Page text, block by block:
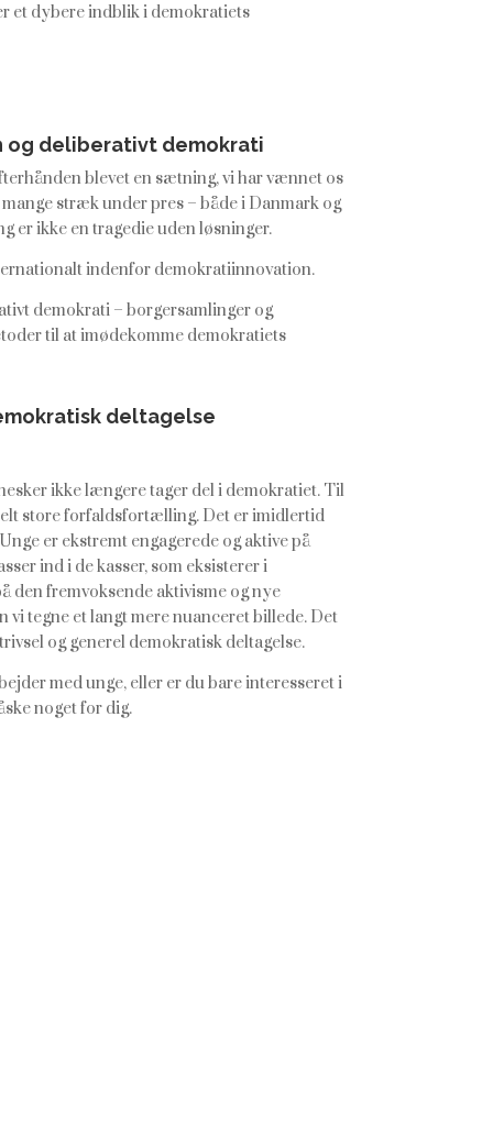
et dybere indblik i demokratiets
og deliberativt demokrati
blevet en sætning, vi har vænnet os
stræk under pres – både i Danmark og
er ikke en tragedie uden løsninger.
indenfor demokratiinnovation.
demokrati – borgersamlinger og
til at imødekomme demokratiets
deltagelse
ikke længere tager del i demokratiet. Til
store forfaldsfortælling. Det er imidlertid
er ekstremt engagerede og aktive på
ind i de kasser, som eksisterer i
den fremvoksende aktivisme og nye
vi tegne et langt mere nuanceret billede. Det
og generel demokratisk deltagelse.
med unge, eller er du bare interesseret i
noget for dig.